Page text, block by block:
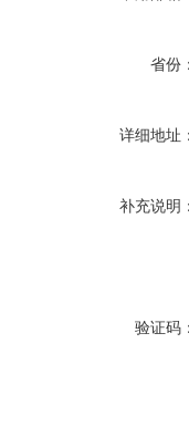
省份
详细地址
补充说明
验证码